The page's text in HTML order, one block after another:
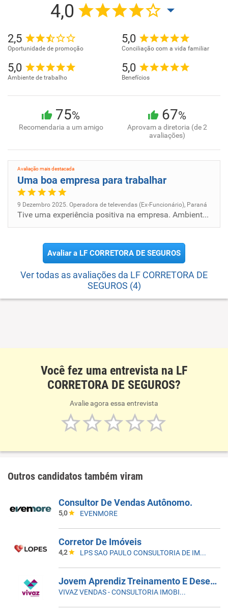
4,0
2,5
Oportunidade de promoção
5,0
Conciliação com a vida familiar
5,0
Ambiente de trabalho
5,0
Benefícios
75%
Recomendaria a um amigo
67%
Aprovam a diretoria (de 2
avaliações)
Avaliação mais destacada
Uma boa empresa para trabalhar
9 Dezembro 2025. Operadora de televendas (Ex-Funcionário), Paraná
Tive uma experiência positiva na empresa. Ambiente organizado, boa relação com colegas e liderança acessível. A empresa...
Avaliar a LF CORRETORA DE SEGUROS
Ver todas as avaliações da LF CORRETORA DE
SEGUROS (4)
Você fez uma entrevista na LF
CORRETORA DE SEGUROS?
Avalie agora essa entrevista
Outros candidatos também viram
Consultor De Vendas Autônomo.
5,0 EVENMORE
Corretor De Imóveis
4,2 LPS SAO PAULO CONSULTORIA DE IMOVEIS LTDA
Jovem Aprendiz Treinamento E Desenvolvimento
VIVAZ VENDAS - CONSULTORIA IMOBILIARIA LTDA